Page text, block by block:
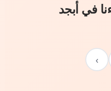
في أبجد
›